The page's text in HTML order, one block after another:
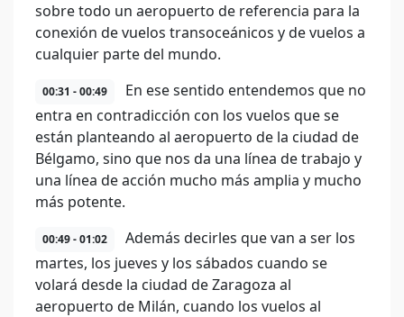
sobre todo un aeropuerto de referencia para la
conexión de vuelos transoceánicos y de vuelos a
cualquier parte del mundo.
00:31 - 00:49
En ese sentido entendemos que no
entra en contradicción con los vuelos que se
están planteando al aeropuerto de la ciudad de
Bélgamo, sino que nos da una línea de trabajo y
una línea de acción mucho más amplia y mucho
más potente.
00:49 - 01:02
Además decirles que van a ser los
martes, los jueves y los sábados cuando se
volará desde la ciudad de Zaragoza al
aeropuerto de Milán, cuando los vuelos al